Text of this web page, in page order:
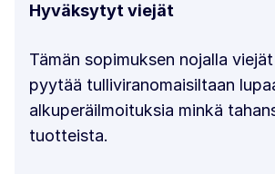
Hyväksytyt viejät
Tämän sopimuksen nojalla
pyytää tulliviranomaisiltaan
alkuperäilmoituksia minkä
tuotteista.